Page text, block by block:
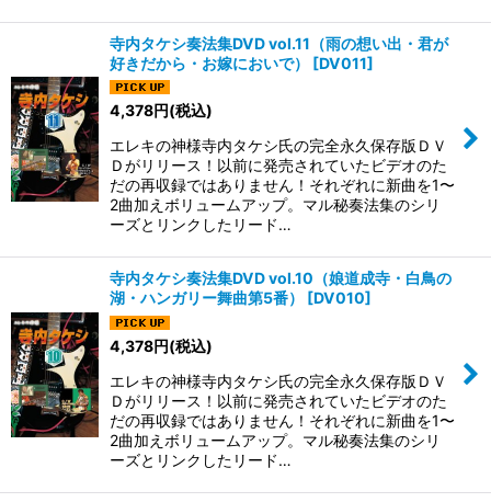
寺内タケシ奏法集DVD vol.11（雨の想い出・君が
好きだから・お嫁においで）
[DV011]
4,378円(税込)
エレキの神様寺内タケシ氏の完全永久保存版ＤＶ
Ｄがリリース！以前に発売されていたビデオのた
だの再収録ではありません！それぞれに新曲を1〜
2曲加えボリュームアップ。マル秘奏法集のシリ
ーズとリンクしたリード…
寺内タケシ奏法集DVD vol.10（娘道成寺・白鳥の
湖・ハンガリー舞曲第5番）
[DV010]
4,378円(税込)
エレキの神様寺内タケシ氏の完全永久保存版ＤＶ
Ｄがリリース！以前に発売されていたビデオのた
だの再収録ではありません！それぞれに新曲を1〜
2曲加えボリュームアップ。マル秘奏法集のシリ
ーズとリンクしたリード…